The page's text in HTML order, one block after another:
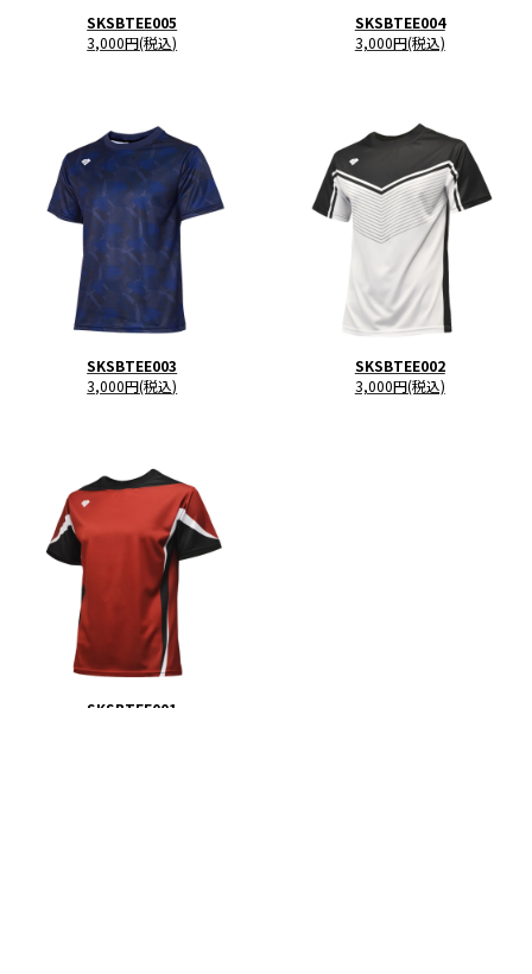
SKSBTEE005
3,000円(税込)
SKSBTEE004
3,000円(税込)
SKSBTEE003
3,000円(税込)
SKSBTEE002
3,000円(税込)
SKSBTEE001